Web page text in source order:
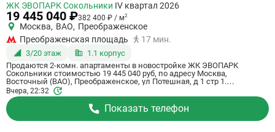
квартиру
ЖК ЭВОПАРК Сокольники IV квартал 2026
19 445 040 ₽382 400 ₽ / м2
Москва, ВАО, Преображенское
Преображенская площадь
17 мин.
3/20 этаж
1.1 корпус
Продаются 2-комн. апартаменты в новостройке ЖК ЭВОПАРК
Сокольники стоимостью 19 445 040 руб, по адресу Москва,
Восточный (ВАО), Преображенское, ул Потешная, д 1 стр 1.
Застройщик Основа, ГК. Апартаменты сдаются в 4 квартале 2026 года
в 17 минутах пешком от станции метро Преображенская площадь.
Общая площадь апартаментов - 50.85 кв. м. Этаж 3 из 20. ID
апартаментов на СтройкиРУ 825505, скажите его когда будете
звонить.
Вчера, 22:32
Показать телефон